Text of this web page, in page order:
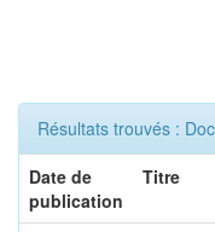
Résultats trouvés :
Date de
publication
Titre